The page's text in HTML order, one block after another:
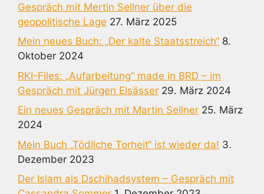
Gespräch mit Mertin Sellner über die
geopolitische Lage 27. März 2025
Mein neues Buch: „Der kalte Staatsstreich“ 8.
Oktober 2024
RKI-Files: „Aufarbeitung“ made in BRD – im
Gespräch mit Jürgen Elsässer 29. März 2024
Ein neues Gespräch mit Martin Sellner 25. März
2024
Mein Buch „Tödliche Torheit“ ist wieder da! 3.
Dezember 2023
Der Islam als Dschihadsystem – Gespräch mit